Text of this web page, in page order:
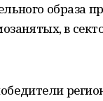
образа
в